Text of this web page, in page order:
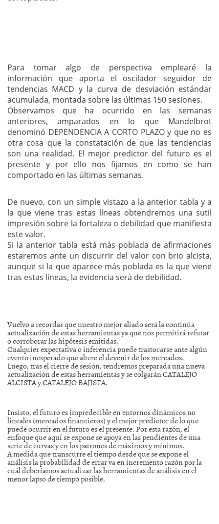
Para tomar algo de perspectiva emplearé la
información que aporta el oscilador seguidor de
tendencias MACD y la curva de desviación estándar
acumulada, montada sobre las últimas 150 sesiones.
Observamos que ha ocurrido en las semanas
anteriores, amparados en lo que Mandelbrot
denominó DEPENDENCIA A CORTO PLAZO y que no es
otra cosa que la constatación de que las tendencias
son una realidad. El mejor predictor del futuro es el
presente y por ello nos fijamos en como se han
comportado en las últimas semanas.
De nuevo, con un simple vistazo a la anterior tabla y a
la que viene tras estas líneas obtendremos una sutil
impresión sobre la fortaleza o debilidad que manifiesta
este valor.
Si la anterior tabla está más poblada de afirmaciones
estaremos ante un discurrir del valor con brio alcista,
aunque si la que aparece más poblada es la que viene
tras estas líneas, la evidencia será de debilidad.
Vuelvo a recordar que nuestro mejor aliado será la continúa
actualización de estas herramientas ya que nos permitirá refutar
o corroborar las hipótesis emitidas.
Cualquier expectativa o inferencia puede trastocarse ante algún
evento inesperado que altere el devenir de los mercados.
Luego, tras el cierre de sesión, tendremos preparada una nueva
actualización de estas herramientas y se colgarán CATALEJO
ALCISTA y CATALEJO BAJISTA.
Insisto, el futuro es impredecible en entornos dinámicos no
lineales (mercados financieros) y el mejor predictor de lo que
puede ocurrir en el futuro es el presente. Por esta razón, el
enfoque que aquí se expone se apoya en las pendientes de una
serie de curvas y en los patrones de máximos y mínimos.
A medida que transcurre el tiempo desde que se expone el
análisis la probabilidad de errar va en incremento razón por la
cuál deberíamos actualizar las herramientas de análisis en el
menor lapso de tiempo posible.